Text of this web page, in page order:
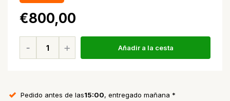
€800,00
Añadir a la cesta
Pedido antes de las15:00, entregado mañana *